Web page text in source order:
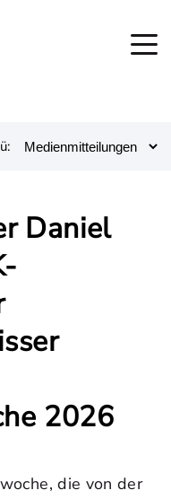
Daniel
2026
die von der